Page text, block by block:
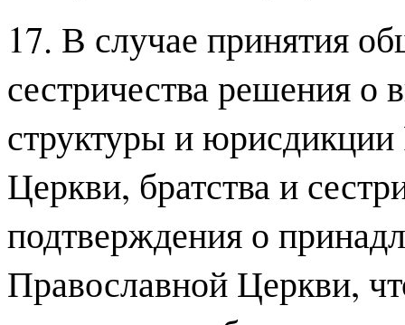
17. В случае принятия
сестричества решения о
структуры и
Церкви, братства и
подтверждения о
Православной Церкви,